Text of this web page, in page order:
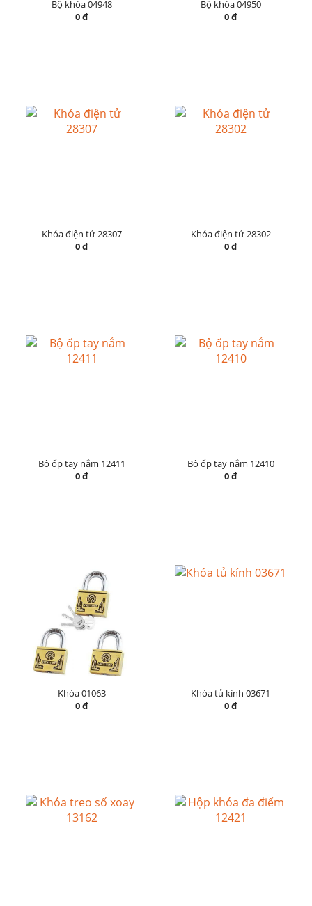
Bộ khóa 04948
0 đ
Bộ khóa 04950
0 đ
Khóa điện tử 28307
0 đ
Khóa điện tử 28302
0 đ
Bộ ốp tay nắm 12411
0 đ
Bộ ốp tay nắm 12410
0 đ
Khóa 01063
0 đ
Khóa tủ kính 03671
0 đ